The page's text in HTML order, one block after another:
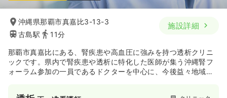
沖縄県那覇市真嘉比3-13-3
古島駅
11分
施設詳細
那覇市真嘉比にある、腎疾患や高血圧に強みを持つ透析クリニ
ックです。県内で腎疾患や透析に特化した医師が集う沖縄腎フ
ォーラム参加の一員であるドクターを中心に、今後益々地域医